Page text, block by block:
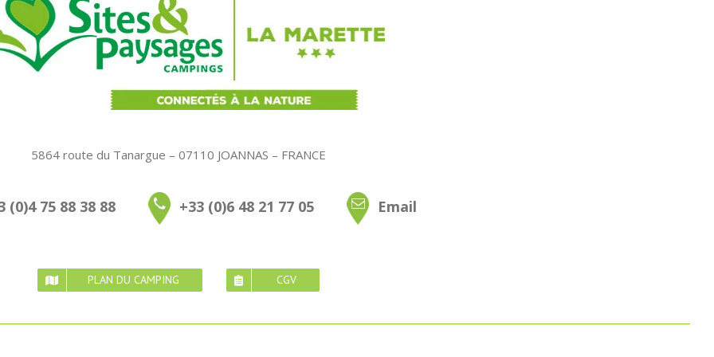
5864 route du Tanargue – 07110 JOANNAS – FRANCE
(0)4 75 88 38 88 +33 (0)6 48 21 77 05 Email
PLAN DU CAMPING CGV